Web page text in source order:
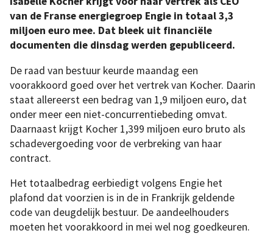
van de Franse energiegroep Engie in totaal 3,3
miljoen euro mee. Dat bleek uit financiële
documenten die dinsdag werden gepubliceerd.
De raad van bestuur keurde maandag een
voorakkoord goed over het vertrek van Kocher. Daarin
staat allereerst een bedrag van 1,9 miljoen euro, dat
onder meer een niet-concurrentiebeding omvat.
Daarnaast krijgt Kocher 1,399 miljoen euro bruto als
schadevergoeding voor de verbreking van haar
contract.
Het totaalbedrag eerbiedigt volgens Engie het
plafond dat voorzien is in de in Frankrijk geldende
code van deugdelijk bestuur. De aandeelhouders
moeten het voorakkoord in mei wel nog goedkeuren.